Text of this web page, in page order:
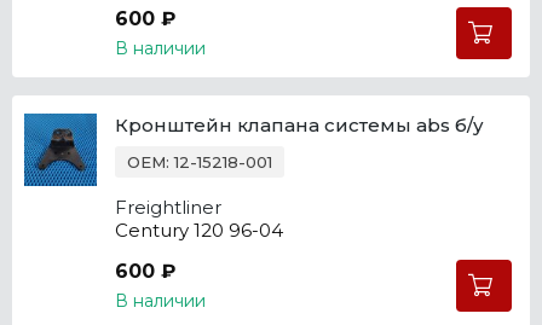
600 ₽
В наличии
Кронштейн клапана системы abs б/у
OEM: 12-15218-001
Freightliner
Century 120 96-04
600 ₽
В наличии